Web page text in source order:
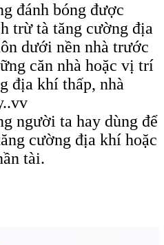
đánh bóng được
trừ tà tăng cường địa
dưới nền nhà trước
căn nhà hoặc vị trí
địa khí thấp, nhà
người ta hay dùng để
cường địa khí hoặc
tài.